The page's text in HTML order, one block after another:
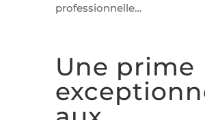
professionnelle…
Une prime